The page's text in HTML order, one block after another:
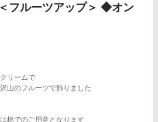
フルーツアップ＞ ◆オン
リームで
山のフルーツで飾りました
桃でのご用意となります